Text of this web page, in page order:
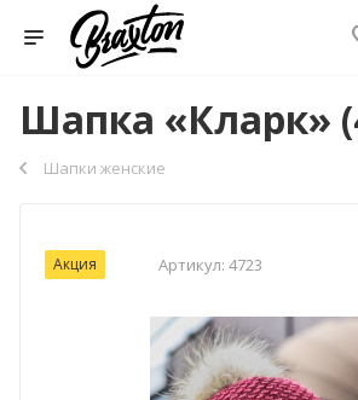
Шапка «Кларк»
Шапки женские
Акция Артикул: 4723